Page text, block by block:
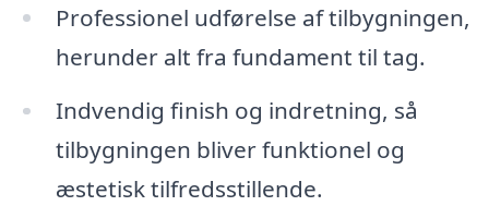
Professionel udførelse af tilbygningen,
herunder alt fra fundament til tag.
Indvendig finish og indretning, så
tilbygningen bliver funktionel og
æstetisk tilfredsstillende.